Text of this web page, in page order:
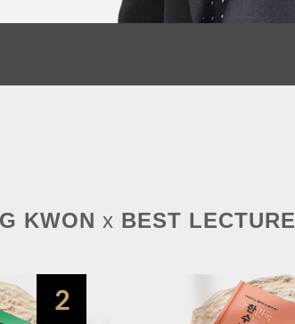
기이벤트 당첨자 발표♥
! (feat. 에어팟♥)
KWON x BEST LECTURE
2